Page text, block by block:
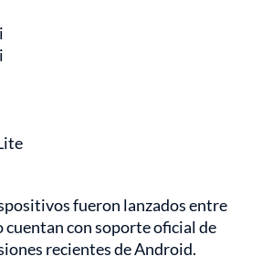
fueron lanzados entre
cuentan con soporte oficial de
recientes de Android.